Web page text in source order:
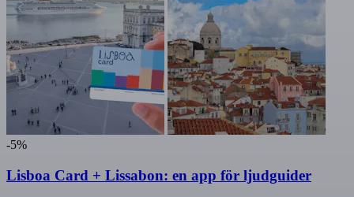
-5%
Lisboa Card + Lissabon: en app för ljudguider